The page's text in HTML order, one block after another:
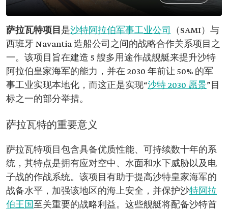
萨拉瓦特项目 是沙特阿拉伯军事工业公司
（SAMI）与
西班牙 Navantia 造船公司之间的战略合作关系项目之
一。该项目旨在建造 5 艘多用途作战舰艇来提升沙特
阿拉伯皇家海军的能力，并在 2030 年前让 50% 的军
事工业实现本地化，而这正是实现“沙特 2030 愿景”目
标之一的部分举措。
萨拉瓦特的重要意义
萨拉瓦特项目包含具备优质性能、可持续数十年的系
统，其特点是拥有应对空中、水面和水下威胁以及电
子战的作战系统。该项目有助于提高沙特皇家海军的
战备水平，加强该地区的海上安全，并保护沙特阿拉
伯王国至关重要的战略利益。这些舰艇将配备沙特首